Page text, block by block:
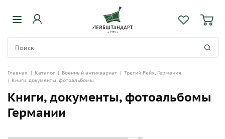
Главная | Каталог | Военный антиквариат | Третий Рейх, Германия
| Книги, документы, фотоальбомы
Книги, документы, фотоальбомы
Германии